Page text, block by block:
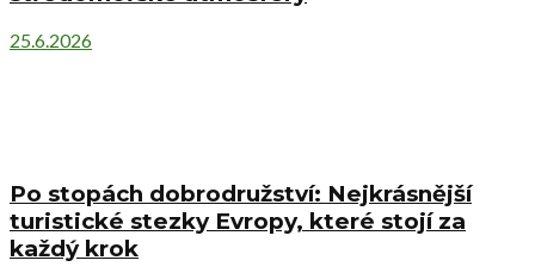
25.6.2026
Po stopách dobrodružství: Nejkrásnější
turistické stezky Evropy, které stojí za
každý krok